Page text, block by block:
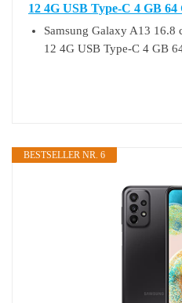
12 4G USB Type-C 4 GB
Samsung Galaxy A13
12 4G USB Type-C 4 GB
BESTSELLER NR. 6